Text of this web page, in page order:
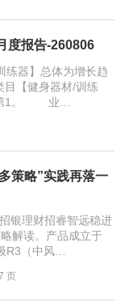
度报告-260806
器】总体为增长趋
健身器材/训练
第1。 业…
策略”实践再落一
银理财招睿智远稳进
解读。产品成立于
R3（中风…
页